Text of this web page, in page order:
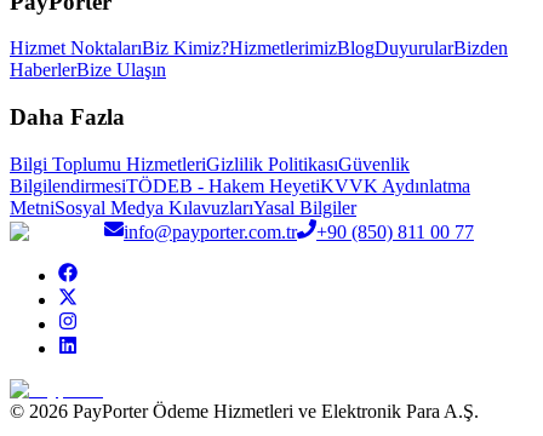
Hizmet NoktalarıBiz Kimiz?HizmetlerimizBlogDuyurularBizden
HaberlerBize Ulaşın
Daha Fazla
Bilgi Toplumu HizmetleriGizlilik PolitikasıGüvenlik
BilgilendirmesiTÖDEB - Hakem HeyetiKVVK Aydınlatma
MetniSosyal Medya KılavuzlarıYasal Bilgiler
info@payporter.com.tr
+90 (850) 811 00 77
© 2026 PayPorter Ödeme Hizmetleri ve Elektronik Para A.Ş.